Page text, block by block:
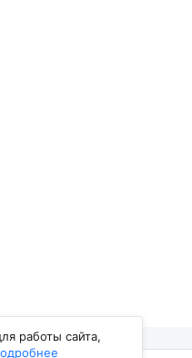
работы сайта,